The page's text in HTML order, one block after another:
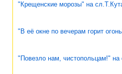
"Крещенские морозы" на
"В её окне по вечерам горит
"Повезло нам, чистопольцам!" на